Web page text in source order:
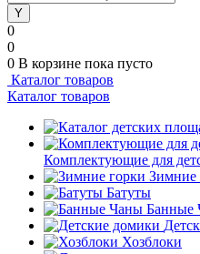
0
0
0 В корзине пока пусто
Каталог товаров
Каталог товаров
Комплектующие для
Зимние
Батуты
Банные
Хозблоки